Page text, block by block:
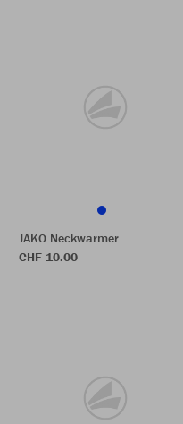
JAKO Neckwarmer
CHF 10.00